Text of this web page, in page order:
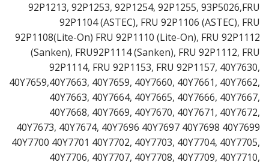
92P1213, 92P1253, 92P1254, 92P1255, 93P5026,FRU
92P1104 (ASTEC), FRU 92P1106 (ASTEC), FRU
92P1108(Lite-On) FRU 92P1110 (Lite-On), FRU 92P1112
(Sanken), FRU92P1114 (Sanken), FRU 92P1112, FRU
92P1114, FRU 92P1153, FRU 92P1157, 40Y7630,
40Y7659,40Y7663, 40Y7659, 40Y7660, 40Y7661, 40Y7662,
40Y7663, 40Y7664, 40Y7665, 40Y7666, 40Y7667,
40Y7668, 40Y7669, 40Y7670, 40Y7671, 40Y7672,
40Y7673, 40Y7674, 40Y7696 40Y7697 40Y7698 40Y7699
40Y7700 40Y7701 40Y7702, 40Y7703, 40Y7704, 40Y7705,
40Y7706, 40Y7707, 40Y7708, 40Y7709, 40Y7710,